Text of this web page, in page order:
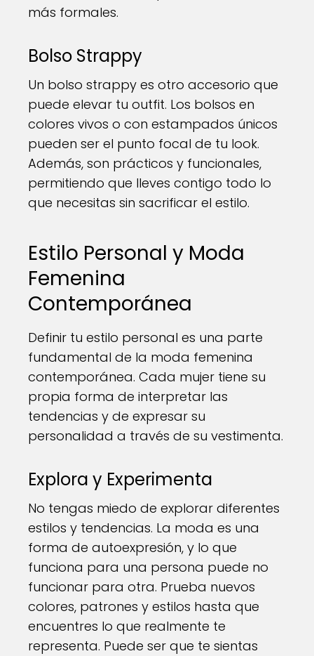
más formales.
Bolso Strappy
Un bolso strappy es otro accesorio que
puede elevar tu outfit. Los bolsos en
colores vivos o con estampados únicos
pueden ser el punto focal de tu look.
Además, son prácticos y funcionales,
permitiendo que lleves contigo todo lo
que necesitas sin sacrificar el estilo.
Estilo Personal y Moda
Femenina
Contemporánea
Definir tu estilo personal es una parte
fundamental de la moda femenina
contemporánea. Cada mujer tiene su
propia forma de interpretar las
tendencias y de expresar su
personalidad a través de su vestimenta.
Explora y Experimenta
No tengas miedo de explorar diferentes
estilos y tendencias. La moda es una
forma de autoexpresión, y lo que
funciona para una persona puede no
funcionar para otra. Prueba nuevos
colores, patrones y estilos hasta que
encuentres lo que realmente te
representa. Puede ser que te sientas